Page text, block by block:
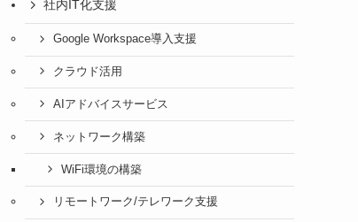
社内IT化支援
Google Workspace導入支援
クラウド活用
AIアドバイスサービス
ネットワーク構築
WiFi環境の構築
リモートワーク/テレワーク支援